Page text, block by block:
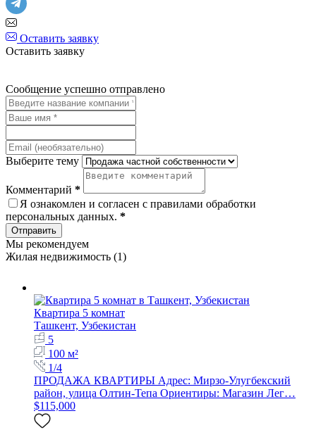
Оставить заявку
Оставить заявку
Сообщение успешно отправлено
Выберите тему
Комментарий *
Я ознакомлен и согласен с правилами обработки
персональных данных. *
Отправить
Мы рекомендуем
Жилая недвижимость (1)
Квартира 5 комнат
Ташкент, Узбекистан
5
100 м²
1/4
ПРОДАЖА КВАРТИРЫ Адрес: Мирзо-Улугбекский
район, улица Олтин-Тепа Ориентиры: Магазин Лег…
$115,000